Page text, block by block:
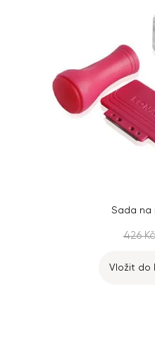
Sada na
426 Kč
Vložit do